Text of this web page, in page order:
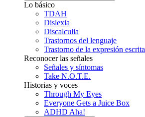
Lo básico
TDAH
Dislexia
Discalculia
Trastornos del lenguaje
Trastorno de la expresión escrita
Reconocer las señales
Señales y síntomas
Take N.O.T.E.
Historias y voces
Through My Eyes
Everyone Gets a Juice Box
ADHD Aha!